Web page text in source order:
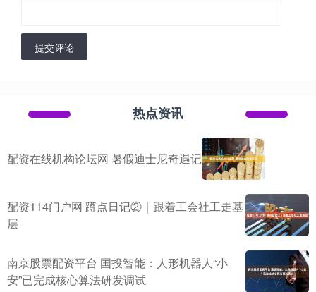
提交评论
热点资讯
配资在线机构论坛网 暑假迪士尼奇遇记
配资114门户网 蹲点日记②｜跟着工会社工走基
层
南京股票配资平台 国投智能：人形机器人“小
安”已完成核心算法研发调试